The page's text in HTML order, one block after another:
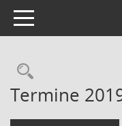
Toggle navigation
Termine